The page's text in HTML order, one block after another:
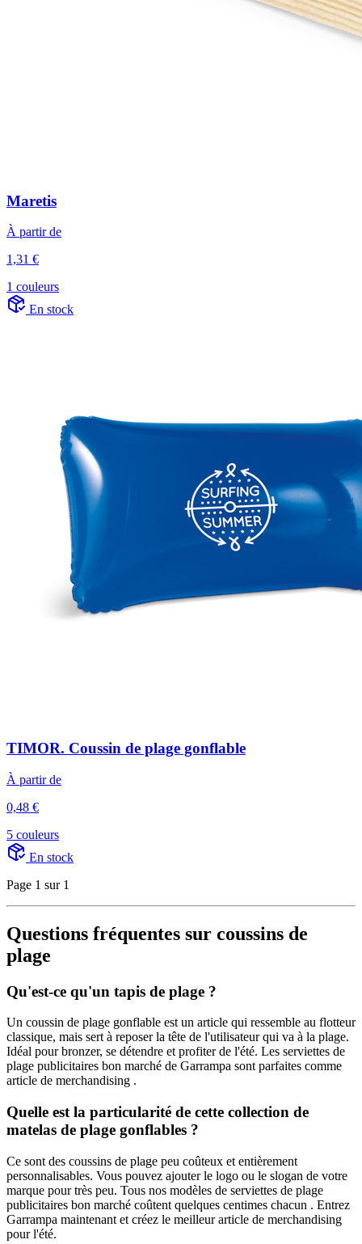
Maretis
À partir de
1,31 €
1 couleurs
En stock
TIMOR. Coussin de plage gonflable
À partir de
0,48 €
5 couleurs
En stock
Page 1 sur 1
Questions fréquentes sur coussins de
plage
Qu'est-ce qu'un tapis de plage ?
Un coussin de plage gonflable est un article qui ressemble au flotteur
classique, mais sert à reposer la tête de l'utilisateur qui va à la plage.
Idéal pour bronzer, se détendre et profiter de l'été. Les serviettes de
plage publicitaires bon marché de Garrampa sont parfaites comme
article de merchandising .
Quelle est la particularité de cette collection de
matelas de plage gonflables ?
Ce sont des coussins de plage peu coûteux et entièrement
personnalisables. Vous pouvez ajouter le logo ou le slogan de votre
marque pour très peu. Tous nos modèles de serviettes de plage
publicitaires bon marché coûtent quelques centimes chacun . Entrez
Garrampa maintenant et créez le meilleur article de merchandising
pour l'été.